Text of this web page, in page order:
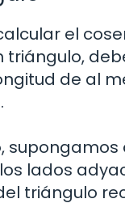
el
triángulo,
de al
supongamos
lados
triángulo